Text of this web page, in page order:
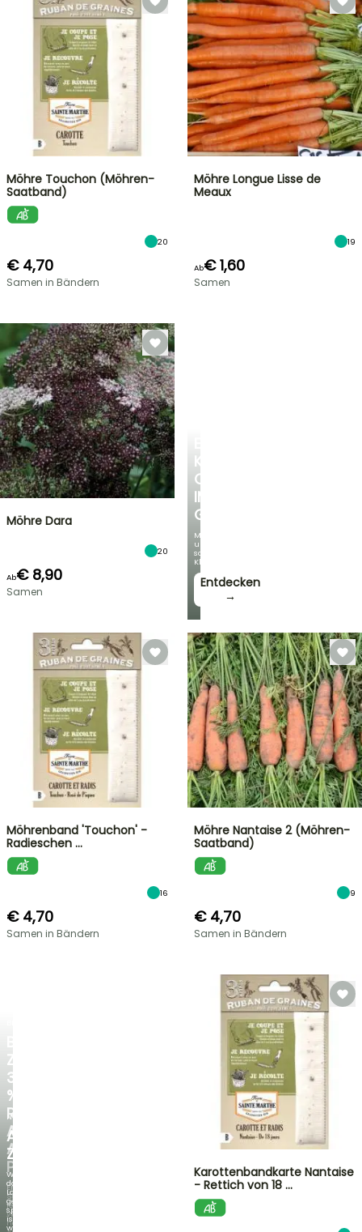
KÜHLE
OASE
IM
GARTEN
Mit
unseren
schönsten
Kletterpflanzen!
Entdecken
→
ZU
30
%
RABATT
AUF
AUSGEWÄHLTE
PFLANZEN!
Entdecken
Sie
jede
Woche
neue
NEU
AGAPANTHUS
ZAMBEZI
Wenn
das
Laub
genauso
spektakulär
ist
wie
Möhre Touchon (Möhren-
Saatband)
20
€ 4,70
Samen in Bändern
Möhre Longue Lisse de
Meaux
19
Ab€ 1,60
Samen
Möhre Dara
20
Ab€ 8,90
Samen
Möhrenband 'Touchon' -
Radieschen …
16
€ 4,70
Samen in Bändern
Möhre Nantaise 2 (Möhren-
Saatband)
9
€ 4,70
Samen in Bändern
Karottenbandkarte Nantaise
- Rettich von 18 …